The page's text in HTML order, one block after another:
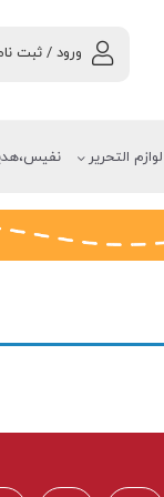
ورود / ثبت
لوازم التحریر